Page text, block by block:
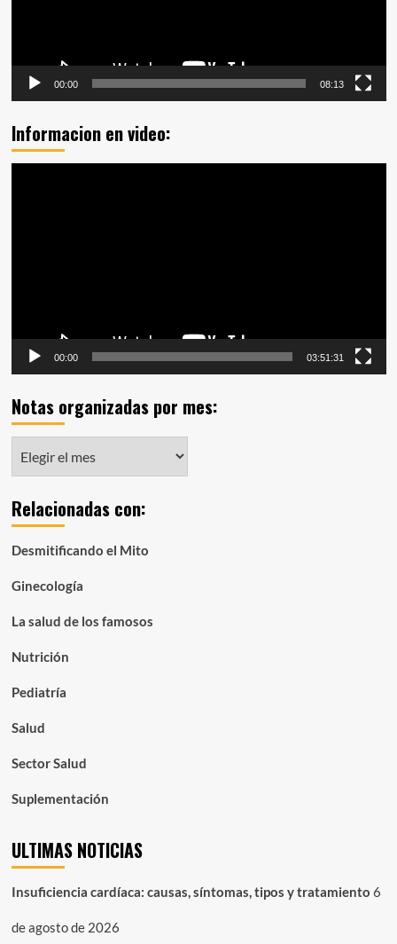
00:00 08:13
Informacion en video:
00:00 03:51:31
Notas organizadas por mes:
organizadas
mes:
Relacionadas con:
Desmitificando el Mito
Ginecología
La salud de los famosos
Nutrición
Pediatría
Salud
Sector Salud
Suplementación
ULTIMAS NOTICIAS
Insuficiencia cardíaca: causas, síntomas, tipos y tratamiento 6
de agosto de 2026